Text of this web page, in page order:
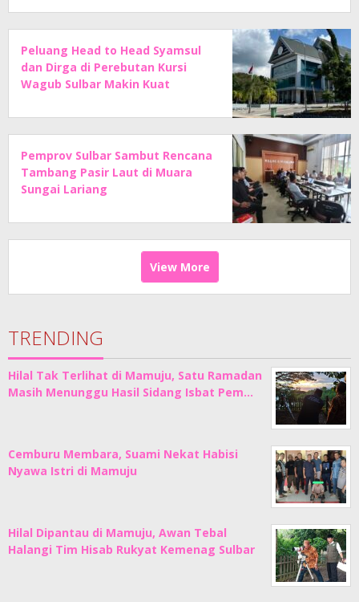
Peluang Head to Head Syamsul
dan Dirga di Perebutan Kursi
Wagub Sulbar Makin Kuat
Pemprov Sulbar Sambut Rencana
Tambang Pasir Laut di Muara
Sungai Lariang
View More
TRENDING
Hilal Tak Terlihat di Mamuju, Satu Ramadan
Masih Menunggu Hasil Sidang Isbat Pem…
Cemburu Membara, Suami Nekat Habisi
Nyawa Istri di Mamuju
Hilal Dipantau di Mamuju, Awan Tebal
Halangi Tim Hisab Rukyat Kemenag Sulbar